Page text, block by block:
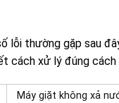
lỗi thường gặp sau
cách xử lý đúng
Máy giặt không xả